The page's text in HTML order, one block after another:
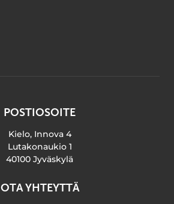
POSTIOSOITE
Kielo, Innova 4
Lutakonaukio 1
40100 Jyväskylä
OTA YHTEYTTÄ